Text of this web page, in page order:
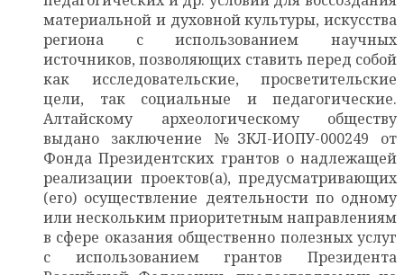
материальной и духовной культуры, искусства
региона с использованием научных
источников, позволяющих ставить перед собой
как исследовательские, просветительские
цели, так социальные и педагогические.
Алтайскому археологическому обществу
выдано заключение №ЗКЛ-ИОПУ-000249 от
Фонда Президентских грантов о надлежащей
реализации проектов(а), предусматривающих
(его) осуществление деятельности по одному
или нескольким приоритетным направлениям
в сфере оказания общественно полезных услуг
с использованием грантов Президента